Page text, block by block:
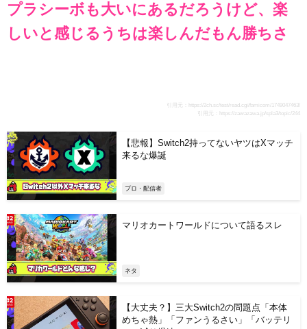
プラシーボも大いにあるだろうけど、楽
しいと感じるうちは楽しんだもん勝ちさ
引用元：
https://2ch.sc/test/read.cgi/famicom/1749047463/
引用元：
https://zawazawa.jp/spla3/topic/244
【悲報】Switch2持ってないヤツはXマッチ
来るな爆誕
プロ・配信者
マリオカートワールドについて語るスレ
ネタ
【大丈夫？】三大Switch2の問題点「本体
めちゃ熱」「ファンうるさい」「バッテリ